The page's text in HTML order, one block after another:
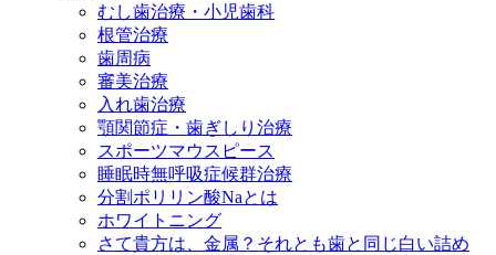
むし歯治療・小児歯科
根管治療
歯周病
審美治療
入れ歯治療
顎関節症・歯ぎしり治療
スポーツマウスピース
睡眠時無呼吸症候群治療
分割ポリリン酸Naとは
ホワイトニング
さて貴方は、金属？それとも歯と同じ白い詰め